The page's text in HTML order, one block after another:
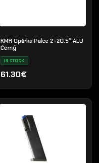
KMR Opěrka Palce 2-20.5° ALU
Černý
IN STOCK
61.30€